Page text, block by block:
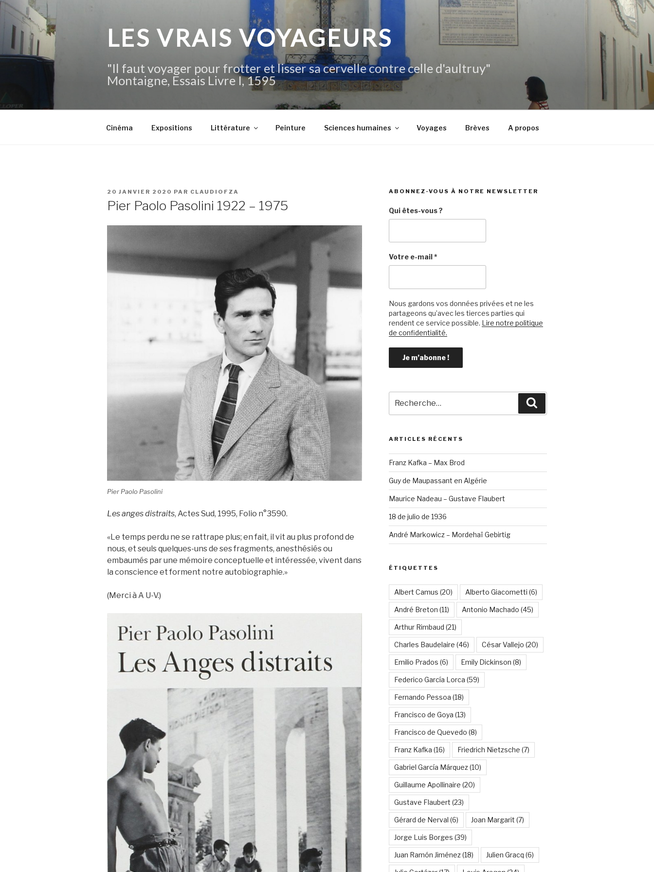
Aller
contenu
principal
LES VRAIS VOYAGEURS
"Il faut voyager pour frotter et lisser sa cervelle contre celle d'aultruy"
Montaigne, Essais Livre I, 1595
Cinéma Expositions Littérature Peinture Sciences humaines Voyages Brèves A propos
PUBLIÉ
20 JANVIER 2020 PAR CLAUDIOFZA
Pier Paolo Pasolini 1922 – 1975
Pier Paolo Pasolini
Les anges distraits, Actes Sud, 1995, Folio n°3590.
«Le temps perdu ne se rattrape plus; en fait, il vit au plus profond de
nous, et seuls quelques-uns de ses fragments, anesthésiés ou
embaumés par une mémoire conceptuelle et intéressée, vivent dans
la conscience et forment notre autobiographie.»
(Merci à A U-V.)
ABONNEZ-VOUS À NOTRE NEWSLETTER
Qui êtes-vous ?
Votre e-mail*
Nous gardons vos données privées et ne les
partageons qu’avec les tierces parties qui
rendent ce service possible. Lire notre politique
de confidentialité.
pour
:
ARTICLES RÉCENTS
Franz Kafka – Max Brod
Guy de Maupassant en Algérie
Maurice Nadeau – Gustave Flaubert
18 de julio de 1936
André Markowicz – Mordehaï Gebirtig
ÉTIQUETTES
Albert Camus (20) Alberto Giacometti (6)
André Breton (11) Antonio Machado (45)
Arthur Rimbaud (21)
Charles Baudelaire (46) César Vallejo (20)
Emilio Prados (6) Emily Dickinson (8)
Federico García Lorca (59)
Fernando Pessoa (18)
Francisco de Goya (13)
Francisco de Quevedo (8)
Franz Kafka (16) Friedrich Nietzsche (7)
Gabriel García Márquez(10)
Guillaume Apollinaire (20)
Gustave Flaubert (23)
Gérard de Nerval (6) Joan Margarit (7)
Jorge Luis Borges (39)
Juan Ramón Jiménez(18) Julien Gracq (6)